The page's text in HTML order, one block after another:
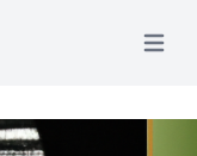
Open